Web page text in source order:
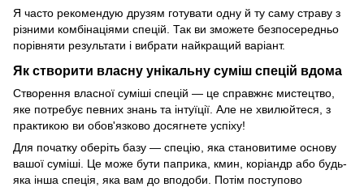
Я часто рекомендую друзям готувати одну й ту саму страву з
різними комбінаціями спецій. Так ви зможете безпосередньо
порівняти результати і вибрати найкращий варіант.
Як створити власну унікальну суміш спецій вдома
Створення власної суміші спецій — це справжнє мистецтво,
яке потребує певних знань та інтуїції. Але не хвилюйтеся, з
практикою ви обов'язково досягнете успіху!
Для початку оберіть базу — спецію, яка становитиме основу
вашої суміші. Це може бути паприка, кмин, коріандр або будь-
яка інша спеція, яка вам до вподоби. Потім поступово